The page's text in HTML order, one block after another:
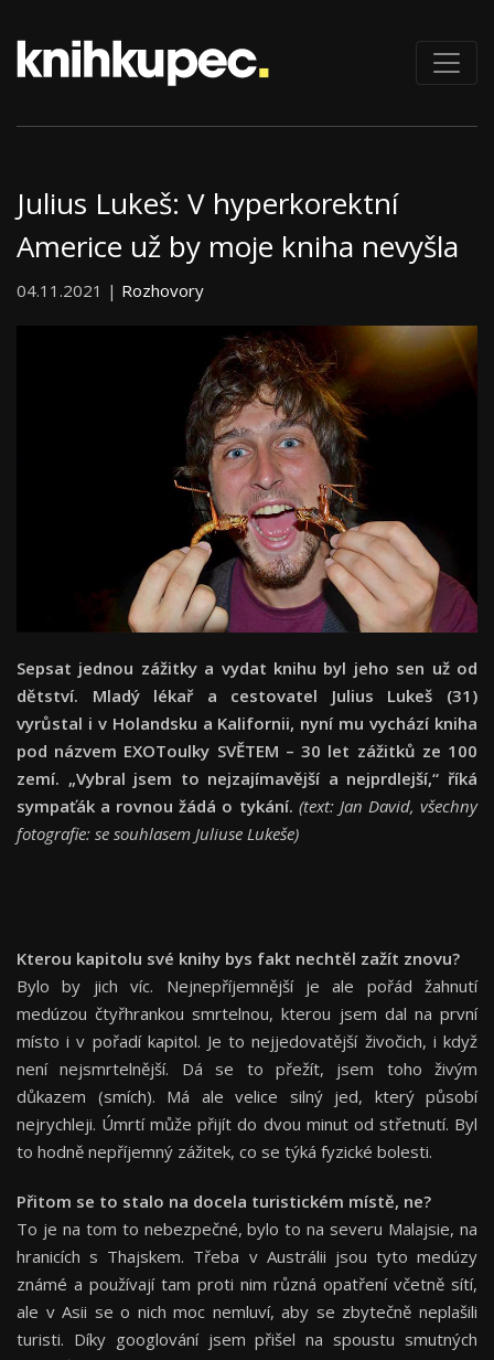
Julius Lukeš: V hyperkorektní
Americe už by moje kniha nevyšla
04.11.2021 | Rozhovory
Sepsat jednou zážitky a vydat knihu byl jeho sen už od
dětství. Mladý lékař a cestovatel Julius Lukeš (31)
vyrůstal i v Holandsku a Kalifornii, nyní mu vychází kniha
pod názvem EXOToulky SVĚTEM – 30 let zážitků ze 100
zemí. „Vybral jsem to nejzajímavější a nejprdlejší,“ říká
sympaťák a rovnou žádá o tykání. (text: Jan David, všechny
fotografie: se souhlasem Juliuse Lukeše)
Kterou kapitolu své knihy bys fakt nechtěl zažít znovu?
Bylo by jich víc. Nejnepříjemnější je ale pořád žahnutí
medúzou čtyřhrankou smrtelnou, kterou jsem dal na první
místo i v pořadí kapitol. Je to nejjedovatější živočich, i když
není nejsmrtelnější. Dá se to přežít, jsem toho živým
důkazem (smích). Má ale velice silný jed, který působí
nejrychleji. Úmrtí může přijít do dvou minut od střetnutí. Byl
to hodně nepříjemný zážitek, co se týká fyzické bolesti.
Přitom se to stalo na docela turistickém místě, ne?
To je na tom to nebezpečné, bylo to na severu Malajsie, na
hranicích s Thajskem. Třeba v Austrálii jsou tyto medúzy
známé a používají tam proti nim různá opatření včetně sítí,
ale v Asii se o nich moc nemluví, aby se zbytečně neplašili
turisti. Díky googlování jsem přišel na spoustu smutných